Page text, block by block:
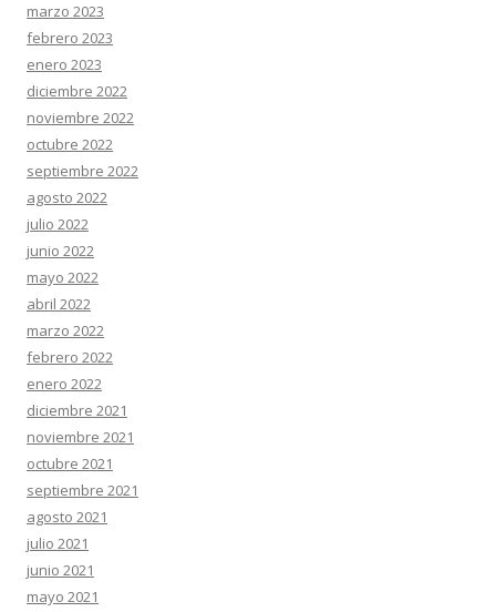
marzo 2023
febrero 2023
enero 2023
diciembre 2022
noviembre 2022
octubre 2022
septiembre 2022
agosto 2022
julio 2022
junio 2022
mayo 2022
abril 2022
marzo 2022
febrero 2022
enero 2022
diciembre 2021
noviembre 2021
octubre 2021
septiembre 2021
agosto 2021
julio 2021
junio 2021
mayo 2021